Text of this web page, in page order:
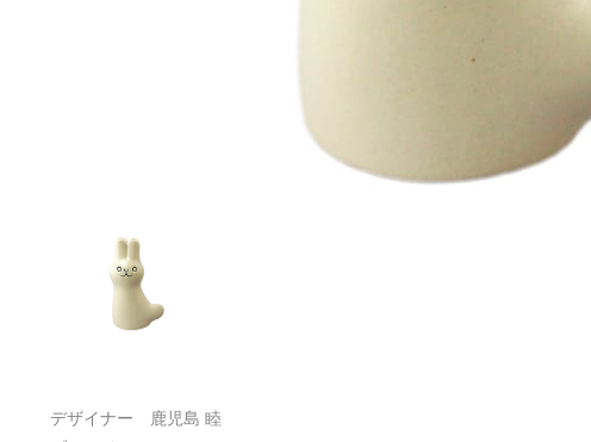
デザイナー 鹿児島 睦